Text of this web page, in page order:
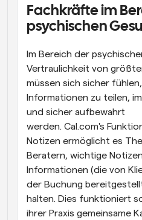
Fachkräfte im
psychischen
Im Bereich der
Vertraulichkeit von
müssen sich sicher
Informationen zu teilen,
und sicher aufbewahrt
werden. Cal.com's
Notizen ermöglicht es
Beratern, wichtige
Informationen (die von
der Buchung
halten. Dies funktioniert
ihrer Praxis gemeinsame